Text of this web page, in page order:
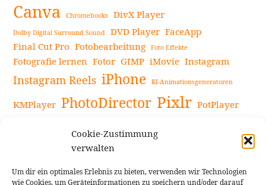
Cookie-Zustimmung
verwalten
Um dir ein optimales Erlebnis zu bieten, verwenden wir Technologien
wie Cookies, um Geräteinformationen zu speichern und/oder darauf
Canva Chromebooks DivX Player
Dolby Digital Surround Sound DVD Player FaceApp
Final Cut Pro Fotobearbeitung Foto Effekte
Fotografie lernen Fotor GIMP iMovie Instagram
Instagram Reels iPhone KI-Animationsgeneratoren
KMPlayer PhotoDirector Pixlr PotPlayer
Snapseed
Videoaufnahmen Tipps Videobearbeitung